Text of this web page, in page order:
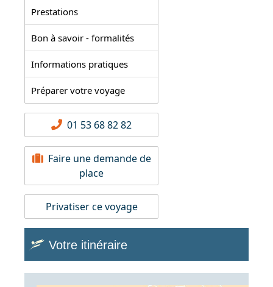
Prestations
Bon à savoir - formalités
Informations pratiques
Préparer votre voyage
01 53 68 82 82
Faire une demande de
place
Privatiser ce voyage
Votre itinéraire